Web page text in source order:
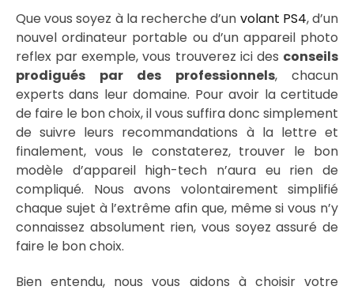
Que vous soyez à la recherche d’un volant PS4, d’un
nouvel ordinateur portable ou d’un appareil photo
reflex par exemple, vous trouverez ici des conseils
prodigués par des professionnels, chacun
experts dans leur domaine. Pour avoir la certitude
de faire le bon choix, il vous suffira donc simplement
de suivre leurs recommandations à la lettre et
finalement, vous le constaterez, trouver le bon
modèle d’appareil high-tech n’aura eu rien de
compliqué. Nous avons volontairement simplifié
chaque sujet à l’extrême afin que, même si vous n’y
connaissez absolument rien, vous soyez assuré de
faire le bon choix.
Bien entendu, nous vous aidons à choisir votre